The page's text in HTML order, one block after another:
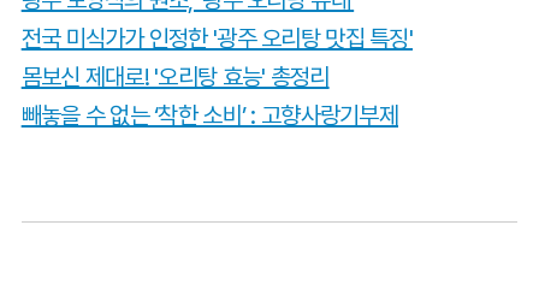
전국 미식가가 인정한 '광주 오리탕 맛집 특징'
몸보신 제대로! '오리탕 효능' 총정리
빼놓을 수 없는 ‘착한 소비’ : 고향사랑기부제